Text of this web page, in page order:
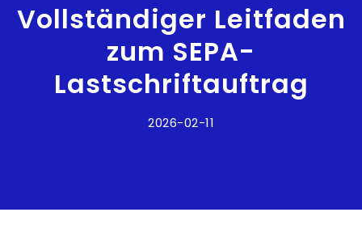
Vollständiger Leitfaden
zum SEPA-
Lastschriftauftrag
2026-02-11